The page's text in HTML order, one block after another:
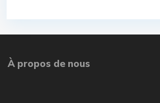
À propos de nous